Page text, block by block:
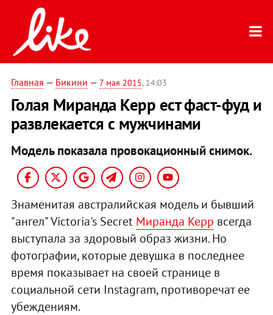
Главная — Бикини — 7 мая 2015, 14:03
Голая Миранда Керр ест фаст-фуд и
развлекается с мужчинами
Модель показала провокационный снимок.
Знаменитая австралийская модель и бывший
"ангел" Victoria's Secret Миранда Керр всегда
выступала за здоровый образ жизни. Но
фотографии, которые девушка в последнее
время показывает на своей странице в
социальной сети Instagram, противоречат ее
убеждениям.